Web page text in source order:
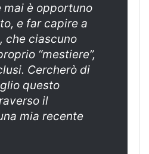
mai è opportuno
e far capire a
che ciascuno
“mestiere”,
Cercherò di
questo
il
mia recente